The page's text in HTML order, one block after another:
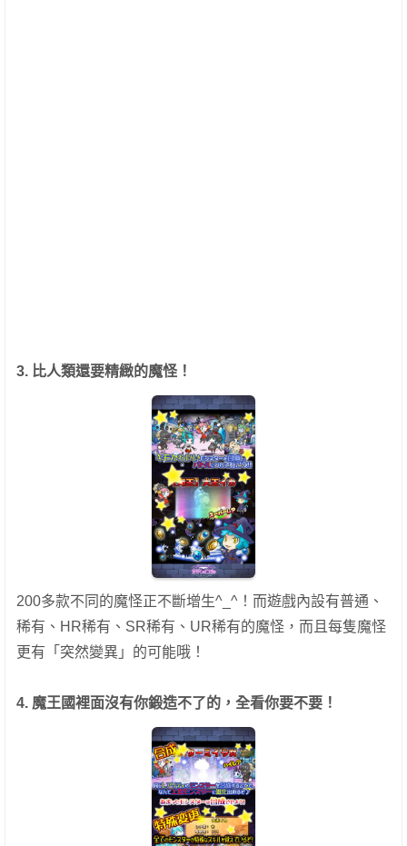
3. 比人類還要精緻的魔怪！
200多款不同的魔怪正不斷增生^_^！而遊戲內設有普通、
稀有、HR稀有、SR稀有、UR稀有的魔怪，而且每隻魔怪
更有「突然變異」的可能哦！
4. 魔王國裡面沒有你鍛造不了的，全看你要不要！